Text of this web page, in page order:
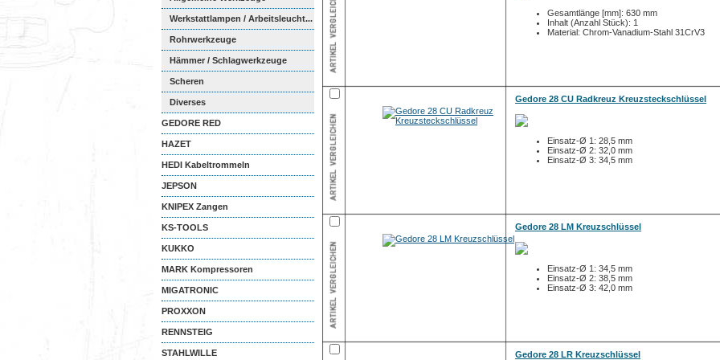
Werkstattlampen / Arbeitsleucht...
Rohrwerkzeuge
Hämmer / Schlagwerkzeuge
Scheren
Diverses
GEDORE RED
HAZET
HEDI Kabeltrommeln
JEPSON
KNIPEX Zangen
KS-TOOLS
KUKKO
MARK Kompressoren
MIGATRONIC
PROXXON
RENNSTEIG
STAHLWILLE
Gesamtlänge [mm]: 630 mm
Inhalt (Anzahl Stück): 1
Material: Chrom-Vanadium-Stahl 31CrV3
Gedore 28 CU Radkreuz Kreuzsteckschlüssel
Einsatz-Ø 1: 28,5 mm
Einsatz-Ø 2: 32,0 mm
Einsatz-Ø 3: 34,5 mm
Gedore 28 LM Kreuzschlüssel
Einsatz-Ø 1: 34,5 mm
Einsatz-Ø 2: 38,5 mm
Einsatz-Ø 3: 42,0 mm
Gedore 28 LR Kreuzschlüssel